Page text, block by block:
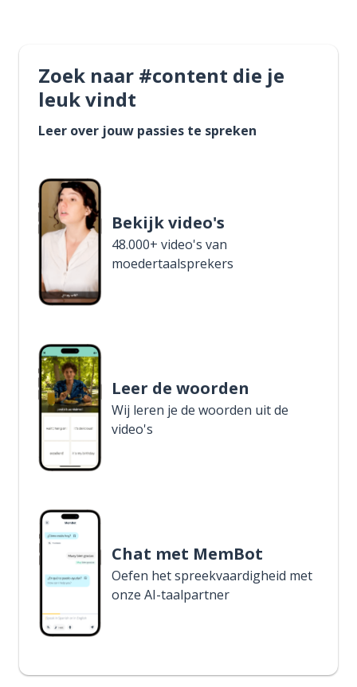
Zoek naar #content die je
leuk vindt
Leer over jouw passies te spreken
Bekijk video's
48.000+ video's van
moedertaalsprekers
Leer de woorden
Wij leren je de woorden uit de
video's
Chat met MemBot
Oefen het spreekvaardigheid met
onze AI-taalpartner